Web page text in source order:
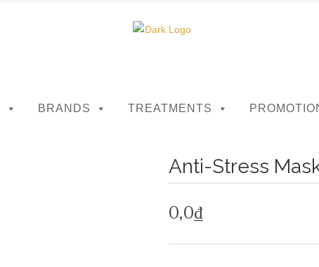
BRANDS TREATMENTS
Anti-Stress
0,0₫